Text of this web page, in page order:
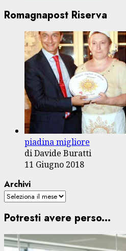
Romagnapost Riserva
piadina migliore
di Davide Buratti
11 Giugno 2018
Archivi
Potresti avere perso...